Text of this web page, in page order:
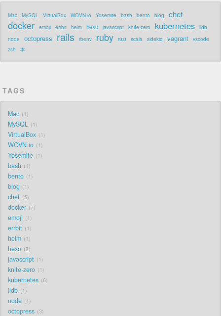
Mac MySQL VirtualBox WOVN.io Yosemite bash bento blog chef
docker emoji errbit helm hexo javascript knife-zero kubernetes
lldb
node
octopress rails rbenv ruby rust scala sidekiq vagrant
vscode
zsh
本
TAGS
Mac 1
MySQL 1
VirtualBox 1
WOVN.io 1
Yosemite 1
bash 1
bento 1
blog 1
chef 5
docker 7
emoji 1
errbit 1
helm 1
hexo 2
javascript 1
knife-zero 1
kubernetes 6
lldb 1
node 1
octopress 3